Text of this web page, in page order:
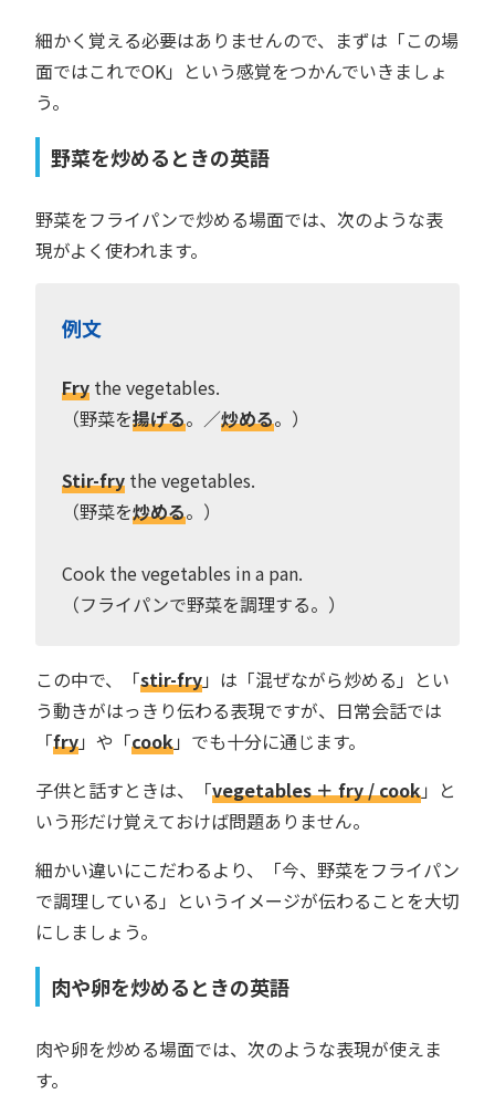
細かく覚える必要はありませんので、まずは「この場
面ではこれでOK」という感覚をつかんでいきましょ
う。
野菜を炒めるときの英語
野菜をフライパンで炒める場面では、次のような表
現がよく使われます。
例文
Fry the vegetables.
（野菜を揚げる。／炒める。）
Stir-fry the vegetables.
（野菜を炒める。）
Cook the vegetables in a pan.
（フライパンで野菜を調理する。）
この中で、「stir-fry」は「混ぜながら炒める」とい
う動きがはっきり伝わる表現ですが、日常会話では
「fry」や「cook」でも十分に通じます。
子供と話すときは、「vegetables ＋ fry / cook」と
いう形だけ覚えておけば問題ありません。
細かい違いにこだわるより、「今、野菜をフライパン
で調理している」というイメージが伝わることを大切
にしましょう。
肉や卵を炒めるときの英語
肉や卵を炒める場面では、次のような表現が使えま
す。